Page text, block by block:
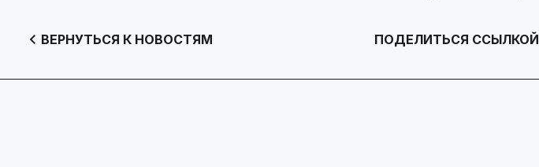
ВЕРНУТЬСЯ К НОВОСТЯМ ПОДЕЛИТЬСЯ ССЫЛКОЙ